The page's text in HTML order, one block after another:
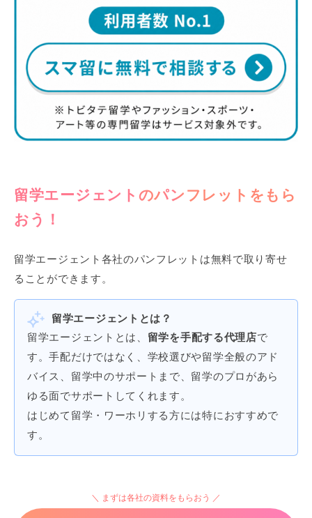
留学エージェントのパンフレットをもら
おう！
留学エージェント各社のパンフレットは無料で取り寄せ
ることができます。
留学エージェントとは？
留学エージェントとは、 留学を手配する代理店で
す。手配だけではなく、学校選びや留学全般のアド
バイス、留学中のサポートまで、留学のプロがあら
ゆる面でサポートしてくれます。
はじめて留学・ワーホリする方には特におすすめで
す。
まずは各社の資料をもらおう